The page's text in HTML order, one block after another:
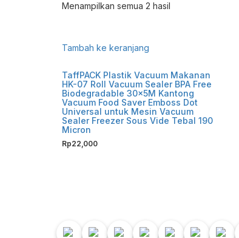
Menampilkan semua 2 hasil
Tambah ke keranjang
TaffPACK Plastik Vacuum Makanan
HK-07 Roll Vacuum Sealer BPA Free
Biodegradable 30x5M Kantong
Vacuum Food Saver Emboss Dot
Universal untuk Mesin Vacuum
Sealer Freezer Sous Vide Tebal 190
Micron
Rp22,000